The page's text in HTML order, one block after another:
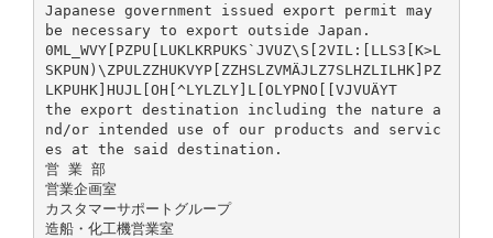
Japanese government issued export permit may
be necessary to export outside Japan.
0ML_WVY[PZPU[LUKLKRPUKS`JVUZ\S[2VIL:[LLS3[K>L
SKPUN)\ZPULZZHUKVYP[ZZHSLZVMÄJLZ7SLHZLILHK]PZ
LKPUHK]HUJL[OH[^LYLZLY]L[OLYPNO[[VJVUÄYT
the export destination including the nature a
nd/or intended use of our products and servic
es at the said destination.
営 業 部
営業企画室
カスタマーサポートグループ
造船・化工機営業室